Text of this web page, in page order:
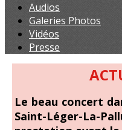
Audios
Galeries Photos
Vidéos
Presse
Le beau concert
Saint-Léger-La-